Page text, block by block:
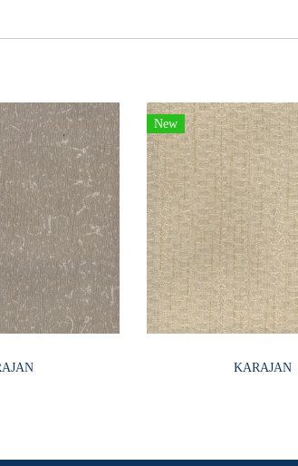
New
KARAJAN